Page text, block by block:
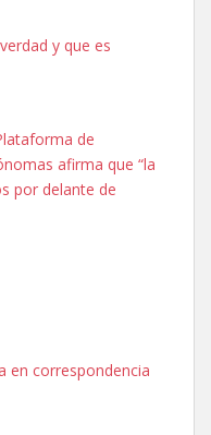
LOPEZ
PERDIDO HOY
ASUSTADIZO
tiene miedo a la
y que es
de
afirma que “la
por delante de
en correspondencia